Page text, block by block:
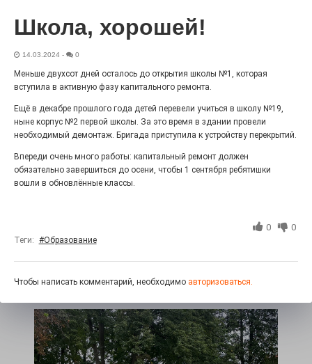
проект, на который электростальцев приглашает к
себе Выставочный зал им. Олега Коняшина.
дважды порадует проект «Районы-кварталы».
Школа, хорошей!
14.03.2024 - 0
Меньше двухсот дней осталось до открытия школы №1, которая
вступила в активную фазу капитального ремонта.
Ещё в декабре прошлого года детей перевели учиться в школу №19,
ныне корпус №2 первой школы. За это время в здании провели
необходимый демонтаж. Бригада приступила к устройству перекрытий.
Впереди очень много работы: капитальный ремонт должен
обязательно завершиться до осени, чтобы 1 сентября ребятишки
вошли в обновлённые классы.
0 0
Теги: #Образование
Чтобы написать комментарий, необходимо авторизоваться.